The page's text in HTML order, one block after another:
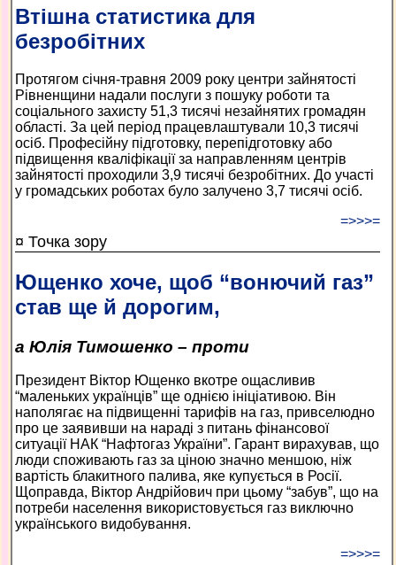
Втішна статистика для
безробітних
Протягом січня-травня 2009 року центри зайнятості
Рівненщини надали послуги з пошуку роботи та
соціального захисту 51,3 тисячі незайнятих громадян
області. За цей період працевлаштували 10,3 тисячі
осіб. Професійну підготовку, перепідготовку або
підвищення кваліфікації за направленням центрів
зайнятості проходили 3,9 тисячі безробітних. До участі
у громадських роботах було залучено 3,7 тисячі осіб.
=>>>=
¤ Точка зору
Ющенко хоче, щоб “вонючий газ”
став ще й дорогим,
а Юлія Тимошенко – проти
Президент Віктор Ющенко вкотре ощасливив
“маленьких українців” ще однією ініціативою. Він
наполягає на підвищенні тарифів на газ, привселюдно
про це заявивши на нараді з питань фінансової
ситуації НАК “Нафтогаз України”. Гарант вирахував, що
люди споживають газ за ціною значно меншою, ніж
вартість блакитного палива, яке купується в Росії.
Щоправда, Віктор Андрійович при цьому “забув”, що на
потреби населення використовується газ виключно
українського видобування.
=>>>=